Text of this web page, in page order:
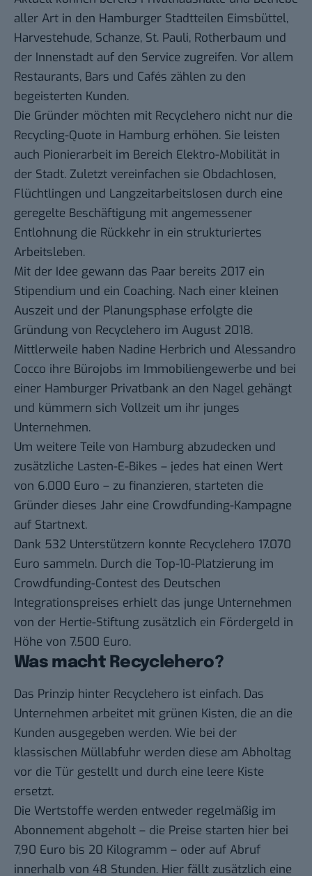
aller Art in den Hamburger Stadtteilen Eimsbüttel,
Harvestehude, Schanze, St. Pauli, Rotherbaum und
der Innenstadt auf den Service zugreifen. Vor allem
Restaurants, Bars und Cafés zählen zu den
begeisterten Kunden.
Die Gründer möchten mit Recyclehero nicht nur die
Recycling-Quote in Hamburg erhöhen. Sie leisten
auch Pionierarbeit im Bereich Elektro-Mobilität in
der Stadt. Zuletzt vereinfachen sie Obdachlosen,
Flüchtlingen und Langzeitarbeitslosen durch eine
geregelte Beschäftigung mit angemessener
Entlohnung die Rückkehr in ein strukturiertes
Arbeitsleben.
Mit der Idee gewann das Paar bereits 2017 ein
Stipendium und ein Coaching. Nach einer kleinen
Auszeit und der Planungsphase erfolgte die
Gründung von Recyclehero im August 2018.
Mittlerweile haben Nadine Herbrich und Alessandro
Cocco ihre Bürojobs im Immobiliengewerbe und bei
einer Hamburger Privatbank an den Nagel gehängt
und kümmern sich Vollzeit um ihr junges
Unternehmen.
Um weitere Teile von Hamburg abzudecken und
zusätzliche Lasten-E-Bikes – jedes hat einen Wert
von 6.000 Euro – zu finanzieren, starteten die
Gründer dieses Jahr eine Crowdfunding-Kampagne
auf Startnext.
Dank 532 Unterstützern konnte Recyclehero 17.070
Euro sammeln. Durch die Top-10-Platzierung im
Crowdfunding-Contest des Deutschen
Integrationspreises erhielt das junge Unternehmen
von der Hertie-Stiftung zusätzlich ein Fördergeld in
Höhe von 7.500 Euro.
Was macht Recyclehero?
Das Prinzip hinter Recyclehero ist einfach. Das
Unternehmen arbeitet mit grünen Kisten, die an die
Kunden ausgegeben werden. Wie bei der
klassischen Müllabfuhr werden diese am Abholtag
vor die Tür gestellt und durch eine leere Kiste
ersetzt.
Die Wertstoffe werden entweder regelmäßig im
Abonnement abgeholt – die Preise starten hier bei
7,90 Euro bis 20 Kilogramm – oder auf Abruf
innerhalb von 48 Stunden. Hier fällt zusätzlich eine